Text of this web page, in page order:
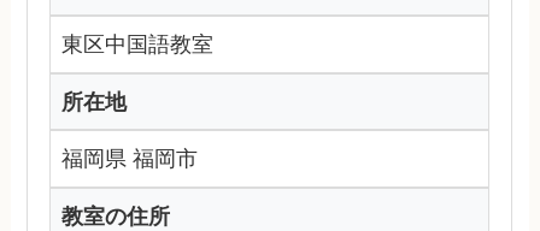
東区中国語教室
所在地
福岡県 福岡市
教室の住所